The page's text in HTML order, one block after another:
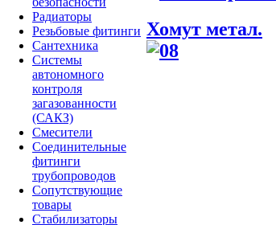
Радиаторы
Резьбовые фитинги
Сантехника
Системы
автономного
контроля
загазованности
(САКЗ)
Смесители
Соединительные
фитинги
трубопроводов
Сопутствующие
товары
Стабилизаторы
Хомут метал.